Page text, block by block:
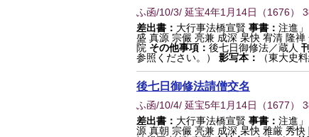
ふ函/10/3/ 延宝4年1月14日 （1676）
差出書： 大行事法橋宣賢 事書： 注進
盛 真源 宗儼 亮兼 成深 杲快 宥清 隆
院 その他事項： 後七日御修法／蔵人
参照ください。）
影写本： （東大史
後七日御修法請僧交名
ふ函/10/4/ 延宝5年1月14日 （1677）
差出書： 大行事法橋宣賢 事書： 注進
源 真朝 宗儼 亮兼 成深 杲快 雅厳 秀